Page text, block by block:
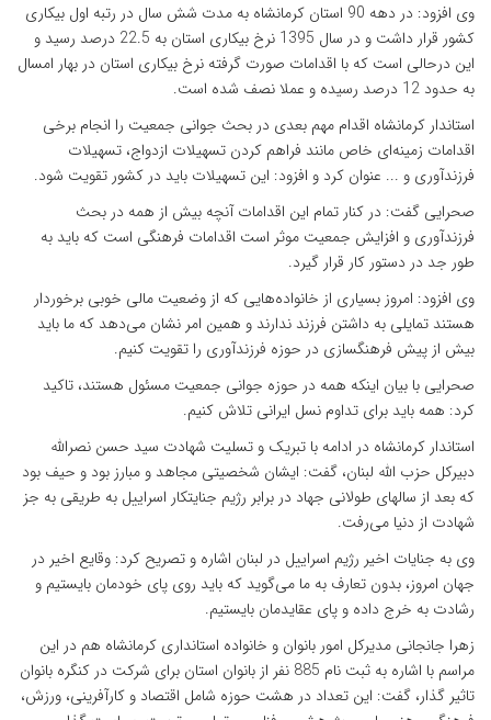
وی افزود: در دهه 90 استان کرمانشاه به مدت شش سال در رتبه اول بیکاری
کشور قرار داشت و در سال 1395 نرخ بیکاری استان به 22.5 درصد رسید و
این درحالی است که با اقدامات صورت گرفته نرخ بیکاری استان در بهار امسال
به حدود 12 درصد رسیده و عملا نصف شده است.
استاندار کرمانشاه اقدام مهم بعدی در بحث جوانی جمعیت را انجام برخی
اقدامات زمینه‌ای خاص مانند فراهم کردن تسهیلات ازدواج، تسهیلات
فرزندآوری و ... عنوان کرد و افزود:‌ این تسهیلات باید در کشور تقویت شود.
صحرایی گفت:‌ در کنار تمام این اقدامات آنچه بیش از همه در بحث
فرزندآوری و افزایش جمعیت موثر است اقدامات فرهنگی است که باید به
طور جد در دستور کار قرار گیرد.
وی افزود:‌ امروز بسیاری از خانواده‌هایی که از وضعیت مالی خوبی برخوردار
هستند تمایلی به داشتن فرزند ندارند و همین امر نشان می‌دهد که ما باید
بیش از پیش فرهنگسازی در حوزه فرزندآوری را تقویت کنیم.
صحرایی با بیان اینکه همه در حوزه جوانی جمعیت مسئول هستند، تاکید
کرد:‌ همه باید برای تداوم نسل ایرانی تلاش کنیم.
استاندار کرمانشاه در ادامه با تبریک و تسلیت شهادت سید حسن نصرالله
دبیرکل حزب الله لبنان، گفت: ‌ایشان شخصیتی مجاهد و مبارز بود و حیف بود
که بعد از سالهای طولانی جهاد در برابر رژیم جنایتکار اسراییل به طریقی به جز
شهادت از دنیا می‌رفت.
وی به جنایات اخیر رژیم اسراییل در لبنان اشاره و تصریح کرد:‌ وقایع اخیر در
جهان امروز، بدون تعارف به ما می‌گوید که باید روی پای خودمان بایستیم و
رشادت به خرج داده و پای عقایدمان بایستیم.
زهرا جانجانی مدیرکل امور بانوان و خانواده استانداری کرمانشاه هم در این
مراسم با اشاره به ثبت نام 885 نفر از بانوان استان برای شرکت در کنگره بانوان
تاثیر گذار، گفت:‌ این تعداد در هشت حوزه شامل اقتصاد و کارآفرینی، ورزش،